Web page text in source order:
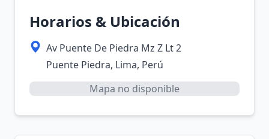
Horarios & Ubicación
Av Puente De Piedra Mz Z Lt 2
Puente Piedra, Lima, Perú
Mapa no disponible